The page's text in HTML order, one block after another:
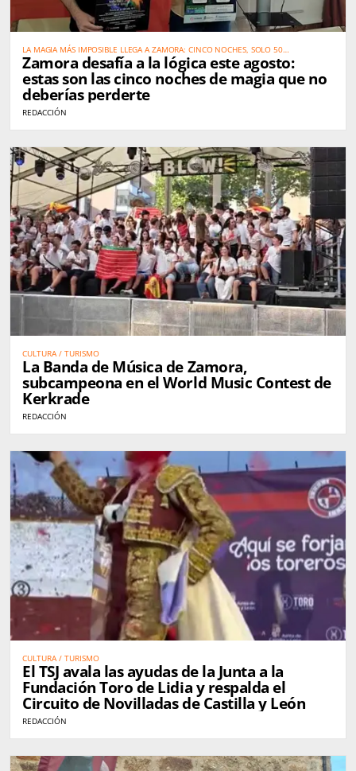
LA MAGIA MÁS IMPOSIBLE LLEGA A ZAMORA: CINCO NOCHES, SOLO 50
ESPECTADORES Y ARTISTAS DE TALLA MUNDIAL
Zamora desafía a la lógica este agosto:
estas son las cinco noches de magia que no
deberías perderte
REDACCIÓN
CULTURA / TURISMO
La Banda de Música de Zamora,
subcampeona en el World Music Contest de
Kerkrade
REDACCIÓN
CULTURA / TURISMO
El TSJ avala las ayudas de la Junta a la
Fundación Toro de Lidia y respalda el
Circuito de Novilladas de Castilla y León
REDACCIÓN